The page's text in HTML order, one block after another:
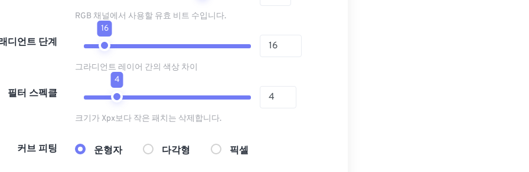
RGB 채널에서 사용할 유효 비트 수입니다.
디언트 단계
16
그라디언트 레이어 간의 색상 차이
필터 스펙클
4
크기가 Xpx보다 작은 패치는 삭제합니다.
커브 피팅 운형자 다각형 픽셀